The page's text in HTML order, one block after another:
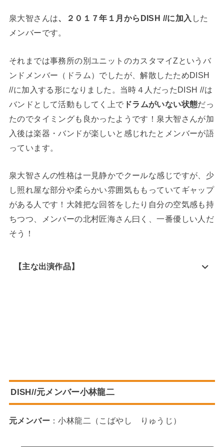
泉大智さんは、２０１７年１月からDISH //に加入 した
メンバーです。
それまでは事務所の別ユニットのカスタマイZというバ
ンドメンバー（ドラム）でしたが、解散したためDISH
//に加入する形になりました。当時４人だったDISH //は
バンドとして活動もしてく上で ドラムがいない状態だっ
たのでタイミングも良かったようです！泉大智さんが加
入後は楽器・バンドが楽しいと感じれたとメンバーが語
っています。
泉大智さんの性格は一見静かでクールな感じですが、少
し照れ屋な部分や柔らかい雰囲気ももっていてギャップ
がある人です！大雑把な回答をしたり自分の空気感も持
ちつつ、メンバーの北村匠海さん曰く、一番優しい人だ
そう！
【主な出演作品】
DISH//元メンバー小林龍二
元メンバー：小林龍二（こばやし りゅうじ）